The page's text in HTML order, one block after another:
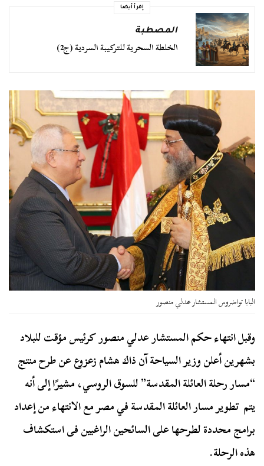
إقرأ أيضا
المصطبة
الخلطة السحرية للتركيبة السردية (ج2)
البابا تواضروس المستشار عدلي منصور
وقبل انتهاء حكم المستشار عدلي منصور كرئيس مؤقت للبلاد
بشهرين أعلن وزير السياحة آن ذاك هشام زعزوع عن طرح منتج
“مسار رحلة العائلة المقدسة” للسوق الروسي، مشيرًا إلى أنه
يتم تطوير مسار العائلة المقدسة في مصر مع الانتهاء من إعداد
برامج محددة لطرحها على السائحين الراغبين فى استكشاف
هذه الرحلة.